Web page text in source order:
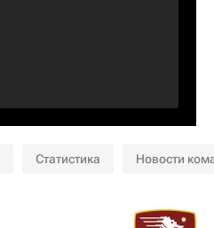
Статистика Новости